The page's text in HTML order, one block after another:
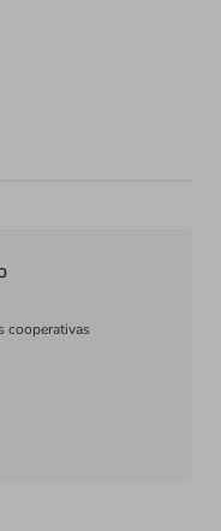
cooperativas